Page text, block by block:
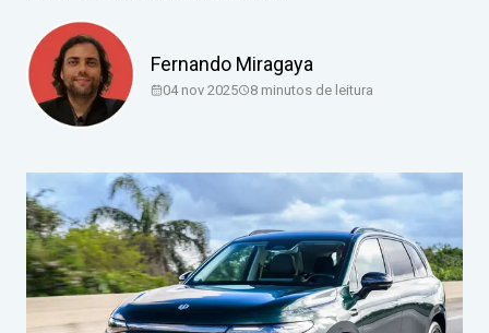
Fernando Miragaya
04 nov 2025 8 minutos de leitura